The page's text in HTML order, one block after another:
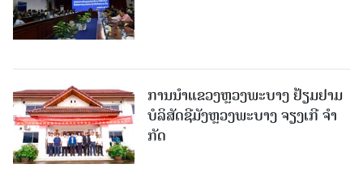
ການນຳແຂວງຫຼວງພະບາງ ຢ້ຽມ​ຢາມ
ບໍ​ລິ​ສັດຊີມັງຫຼວງພະບາງ ຈຽງເກີ ຈໍາ
ກັດ